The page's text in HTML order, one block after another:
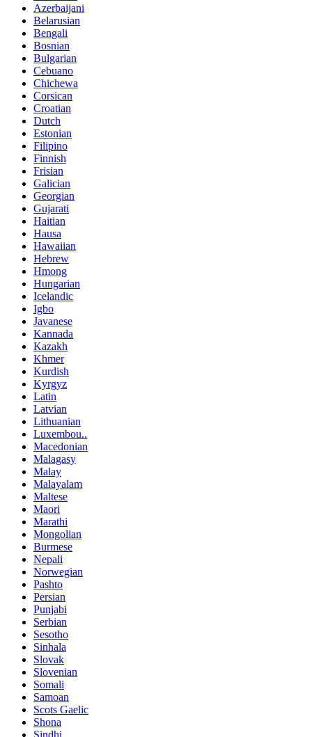
Azerbaijani
Belarusian
Bengali
Bosnian
Bulgarian
Cebuano
Chichewa
Corsican
Croatian
Dutch
Estonian
Filipino
Finnish
Frisian
Galician
Georgian
Gujarati
Haitian
Hausa
Hawaiian
Hebrew
Hmong
Hungarian
Icelandic
Igbo
Javanese
Kannada
Kazakh
Khmer
Kurdish
Kyrgyz
Latin
Latvian
Lithuanian
Luxembou..
Macedonian
Malagasy
Malay
Malayalam
Maltese
Maori
Marathi
Mongolian
Burmese
Nepali
Norwegian
Pashto
Persian
Punjabi
Serbian
Sesotho
Sinhala
Slovak
Slovenian
Somali
Samoan
Scots Gaelic
Shona